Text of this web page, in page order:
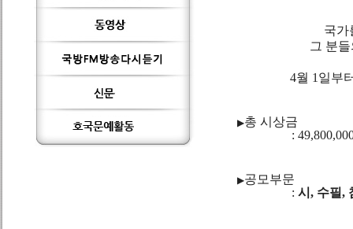
국가
그 분
4월 1일부
▶총 시상금
: 49,800,000
▶공모부문
: 시, 수필,